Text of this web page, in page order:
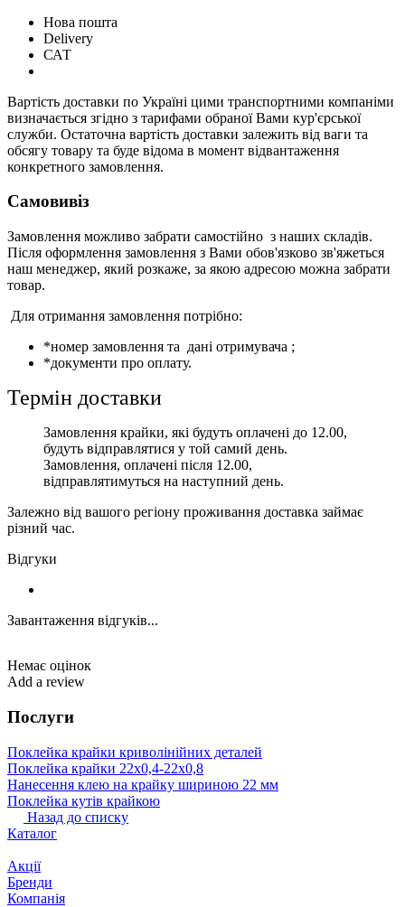
Нова пошта
Delivery
САТ
Вартість доставки по Україні цими транспортними компаніми
визначається згідно з тарифами обраної Вами кур'єрської
служби. Остаточна вартість доставки залежить від ваги та
обсягу товару та буде відома в момент відвантаження
конкретного замовлення.
Самовивіз
Замовлення можливо забрати самостійно з наших складів.
Після оформлення замовлення з Вами обов'язково зв'яжеться
наш менеджер, який розкаже, за якою адресою можна забрати
товар.
Для отримання замовлення потрібно:
*номер замовлення та дані отримувача ;
*документи про оплату.
Термін доставки
Замовлення крайки, які будуть оплачені до 12.00,
будуть відправлятися у той самий день.
Замовлення, оплачені після 12.00,
відправлятимуться на наступний день.
Залежно від вашого регіону проживання доставка займає
різний час.
Відгуки
Завантаження відгуків...
Немає оцінок
Add a review
Послуги
Поклейка крайки криволінійних деталей
Поклейка крайки 22х0,4-22х0,8
Нанесення клею на крайку шириною 22 мм
Поклейка кутів крайкою
Назад до списку
Каталог
Акції
Бренди
Компанія